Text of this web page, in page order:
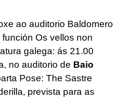
ao auditorio Baldomero
Os vellos non
galega: ás 21.00
no auditorio de Baio
Pose: The Sastre
prevista para as